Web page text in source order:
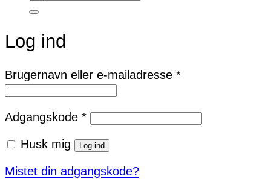
Log ind
Brugernavn eller e-mailadresse *Påkrævet
Adgangskode *Påkrævet
Husk mig Log ind
Mistet din adgangskode?